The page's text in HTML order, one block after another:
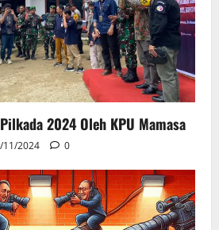
2024 Oleh KPU Mamasa
11/2024 0